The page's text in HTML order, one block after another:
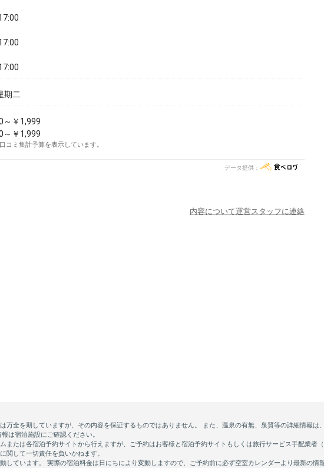
期二
～￥1,999
～￥1,999
コミ集計予算を表示しています。
データ提供：
内容について運営スタッフに連絡